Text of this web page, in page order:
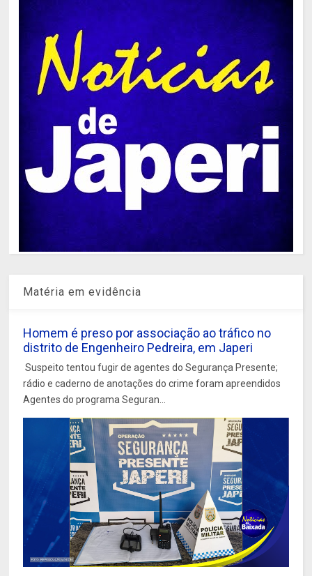
Matéria em evidência
Homem é preso por associação ao tráfico no
distrito de Engenheiro Pedreira, em Japeri
Suspeito tentou fugir de agentes do Segurança Presente;
rádio e caderno de anotações do crime foram apreendidos
Agentes do programa Seguran...